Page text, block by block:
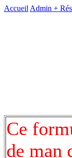
Accueil Admin +
Ce
de man